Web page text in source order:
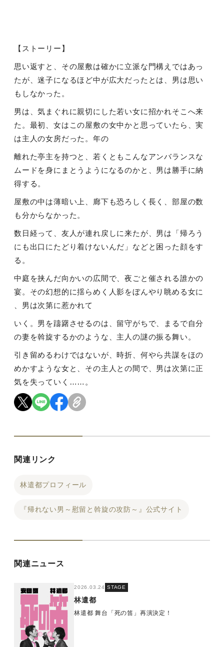
【ストーリー】
思い返すと、その屋敷は確かに立派な門構えではあっ
たが、迷子になるほど中が広大だったとは、男は思い
もしなかった。
男は、気まぐれに親切にした若い女に招かれそこへ来
た。最初、女はこの屋敷の女中かと思っていたら、実
は主人の女房だった。年の
離れた亭主を持つと、若くともこんなアンバランスな
ムードを身にまとうようになるのかと、男は勝手に納
得する。
屋敷の中は薄暗い上、廊下も恐ろしく長く、部屋の数
も分からなかった。
数日経って、友人が連れ戻しに来たが、男は「帰ろう
にも出口にたどり着けないんだ」などと困った顔をす
る。
中庭を挟んだ向かいの広間で、夜ごと催される誰かの
宴。その幻想的に揺らめく人影をぼんやり眺める女に
、男は次第に惹かれて
いく。男を躊躇させるのは、留守がちで、まるで自分
の妻を斡旋するかのような、主人の謎の振る舞い。
引き留めるわけではないが、時折、何やら共謀をほの
めかすような女と、その主人との間で、男は次第に正
気を失っていく……。
関連リンク
林遣都プロフィール
『帰れない男～慰留と斡旋の攻防～』公式サイト
関連ニュース
2026.03.24 STAGE
林遣都
林遣都 舞台「死の笛」再演決定！